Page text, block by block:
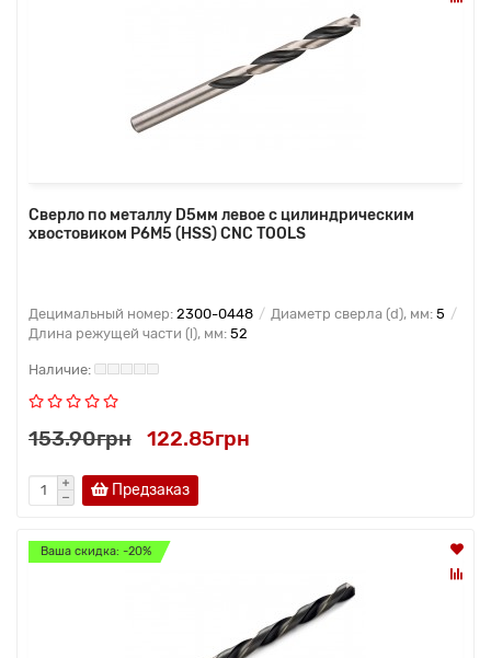
Сверло по металлу D5мм левое с цилиндрическим
хвостовиком Р6М5 (HSS) CNC TOOLS
Децимальный номер: 2300-0448 Диаметр сверла (d), мм: 5
Длина режущей части (l), мм: 52
153.90грн 122.85грн
Предзаказ
Ваша скидка: -20%